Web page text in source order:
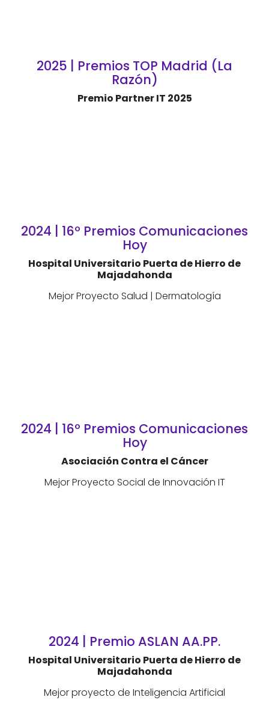
2025 | Premios TOP Madrid (La
Razón)
Premio Partner IT 2025
2024 | 16º Premios Comunicaciones
Hoy
Hospital Universitario Puerta de Hierro de
Majadahonda
Mejor Proyecto Salud | Dermatología
2024 | 16º Premios Comunicaciones
Hoy
Asociación Contra el Cáncer
Mejor Proyecto Social de Innovación IT
2024 | Premio ASLAN AA.PP.
Hospital Universitario Puerta de Hierro de
Majadahonda
Mejor proyecto de Inteligencia Artificial